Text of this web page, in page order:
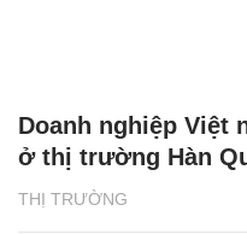
THỊ TRƯỜNG
Doanh nghiệp Việt
ở thị trường Hàn